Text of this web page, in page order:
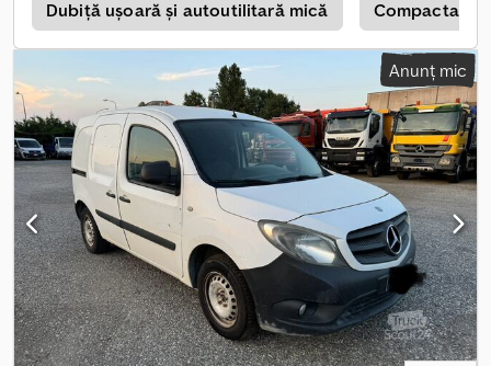
Dubiţă uşoară şi autoutilitară mică Compactator
Anunț mic